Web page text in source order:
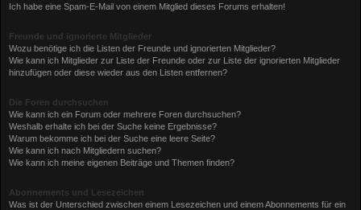
Ich habe eine Spam-E-Mail von einem Mitglied dieses Forums erhalten!
Freunde und ignorierte Mitglieder
Wozu benötige ich die Listen der Freunde und ignorierten Mitglieder?
Wie kann ich Mitglieder zur Liste der Freunde oder zur Liste der ignorierten Mitglieder
hinzufügen oder diese wieder aus den Listen entfernen?
Die Foren durchsuchen
Wie kann ich ein Forum oder mehrere Foren durchsuchen?
Weshalb erhalte ich bei der Suche keine Ergebnisse?
Warum bekomme ich bei der Suche eine leere Seite?
Wie kann ich nach Mitgliedern suchen?
Wie kann ich meine eigenen Beiträge und Themen finden?
Abonnements und Lesezeichen
Was ist der Unterschied zwischen einem Lesezeichen und einem Abonnements für ein